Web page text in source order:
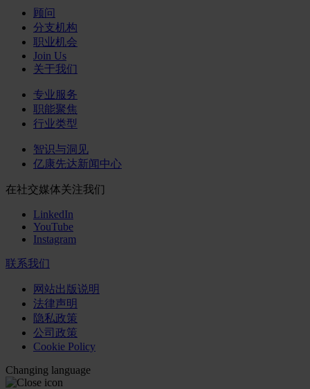
顾问
分支机构
职业机会
Join Us
关于我们
专业服务
职能聚焦
行业类型
智识与洞见
亿康先达新闻中心
在社交媒体关注我们
LinkedIn
YouTube
Instagram
联系我们
网站出版说明
法律声明
隐私政策
公司政策
Cookie Policy
Changing language